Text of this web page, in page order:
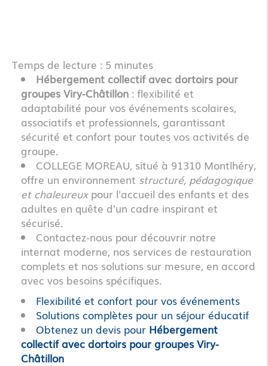
Temps de lecture : 5 minutes
Hébergement collectif avec dortoirs pour
groupes Viry-Châtillon : flexibilité et
adaptabilité pour vos événements scolaires,
associatifs et professionnels, garantissant
sécurité et confort pour toutes vos activités de
groupe.
COLLEGE MOREAU, situé à 91310 Montlhéry,
offre un environnement structuré, pédagogique
et chaleureuxpour l'accueil des enfants et des
adultes en quête d'un cadre inspirant et
sécurisé.
Contactez-nous pour découvrir notre
internat moderne, nos services de restauration
complets et nos solutions sur mesure, en accord
avec vos besoins spécifiques.
Flexibilité et confort pour vos événements
Solutions complètes pour un séjour éducatif
Obtenez un devis pour Hébergement
collectif avec dortoirs pour groupes Viry-
Châtillon